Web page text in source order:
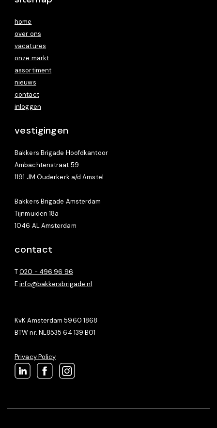
home
over ons
vacatures
onze markt
assortiment
nieuws
contact
inloggen
vestigingen
Bakkers Brigade Hoofdkantoor
Ambachtenstraat 59
1191 JM Ouderkerk a/d Amstel
Bakkers Brigade Amsterdam
Tijnmuiden 18a
1046 AL Amsterdam
contact
T020 - 496 96 96
Einfo@bakkersbrigade.nl
KvK Amsterdam 5960 1868
BTW nr. NL8535 64 139 B01
Privacy Policy